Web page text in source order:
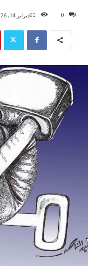
0
90فبراير 14, 2026